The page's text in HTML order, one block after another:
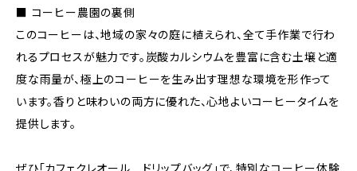
■ コーヒー農園の裏側
このコーヒーは、地域の家々の庭に植えられ、全て手作業で行わ
れるプロセスが魅力です。炭酸カルシウムを豊富に含む土壌と適
度な雨量が、極上のコーヒーを生み出す理想な環境を形作って
います。香りと味わいの両方に優れた、心地よいコーヒータイムを
提供します。
ぜひ「カフェクレオール ドリップバッグ」で、特別なコーヒー体験